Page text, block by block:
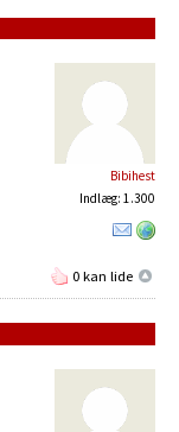
Bibihest
Indlæg: 1.300
0 kan lide